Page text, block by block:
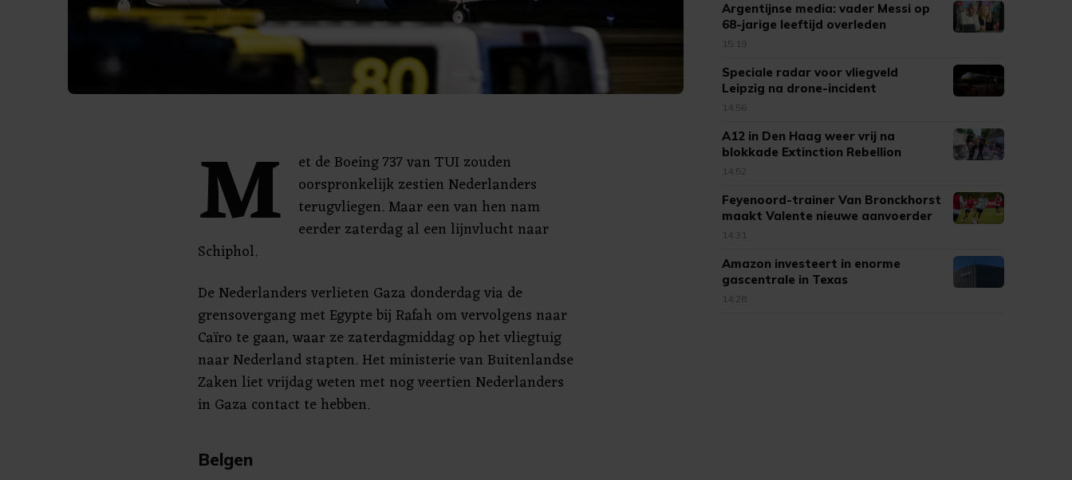
M
et de Boeing 737 van TUI zouden
oorspronkelijk zestien Nederlanders
terugvliegen. Maar een van hen nam
eerder zaterdag al een lijnvlucht naar
Schiphol.
De Nederlanders verlieten Gaza donderdag via de
grensovergang met Egypte bij Rafah om vervolgens naar
Caïro te gaan, waar ze zaterdagmiddag op het vliegtuig
naar Nederland stapten. Het ministerie van Buitenlandse
Zaken liet vrijdag weten met nog veertien Nederlanders
in Gaza contact te hebben.
Belgen
Argentijnse media: vader Messi op
68-jarige leeftijd overleden
15:19
Speciale radar voor vliegveld
Leipzig na drone-incident
14:56
A12 in Den Haag weer vrij na
blokkade Extinction Rebellion
14:52
Feyenoord-trainer Van Bronckhorst
maakt Valente nieuwe aanvoerder
14:31
Amazon investeert in enorme
gascentrale in Texas
14:28